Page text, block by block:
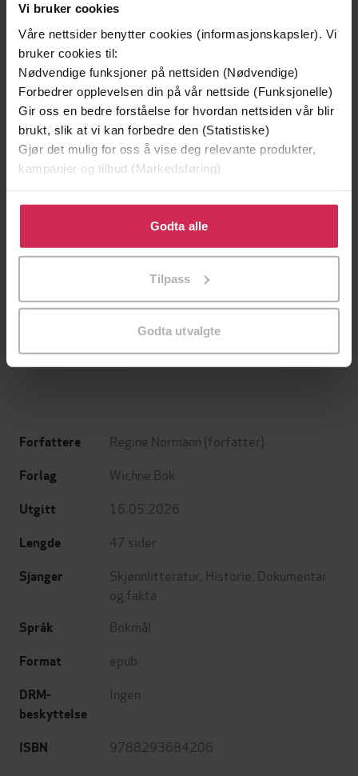
Vi bruker cookies
Våre nettsider benytter cookies (informasjonskapsler). Vi
bruker cookies til:
Nødvendige funksjoner på nettsiden (Nødvendige)
Forbedrer opplevelsen din på vår nettside (Funksjonelle)
Gir oss en bedre forståelse for hvordan nettsiden vår blir
brukt, slik at vi kan forbedre den (Statistiske)
Gjør det mulig for oss å vise deg relevante produkter,
kampanjer og tilbud (Markedsføring)
Klikk på «Godta alle» for å gi oss ditt samtykke til å
bruke cookies for alle disse formålene. Du kan også
tilpasse ditt samtykke til spesifikke formål ved å klikke
Godta alle
Tilpass
Godta utvalgte
Andre har også kjøpt
Atlas
EBOK
Yoko Ono er en sjarlatan
EBOK
Forfattere Regine Normann (forfatter)
Forlag Wichne Bok
Utgitt 16.05.2026
Lengde 47 sider
Sjanger Skjønnlitteratur Historie Dokumentar
og fakta
Språk Bokmål
Format epub
DRM-
beskyttelse
Ingen
ISBN 9788293684206